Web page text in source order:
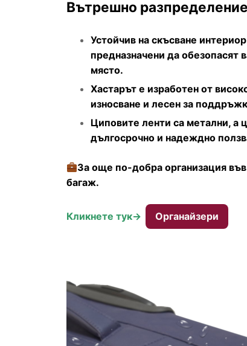
Вътрешно
Устойчив на скъсване
предназначени да обезопасят
място.
Хастарът е изработен от
износване и лесен за
Циповите ленти са метални, а
дългосрочно и надеждно
За още по-добра организация
багаж.
Кликнете тук-> Органайзери